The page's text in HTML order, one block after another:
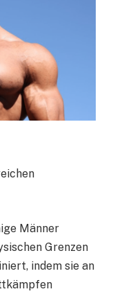
Männer
Grenzen
indem sie an